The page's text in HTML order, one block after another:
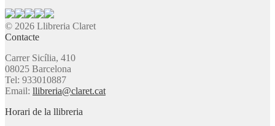
© 2026 Llibreria Claret
Contacte
Carrer Sicília, 410
08025 Barcelona
Tel: 933010887
Email: llibreria@claret.cat
Horari de la llibreria